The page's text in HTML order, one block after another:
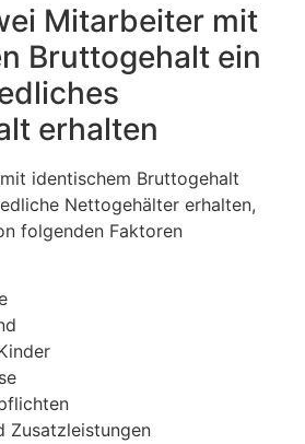
Mitarbeiter mit
Bruttogehalt ein
erhalten
identischem Bruttogehalt
Nettogehälter erhalten,
folgenden Faktoren
Zusatzleistungen